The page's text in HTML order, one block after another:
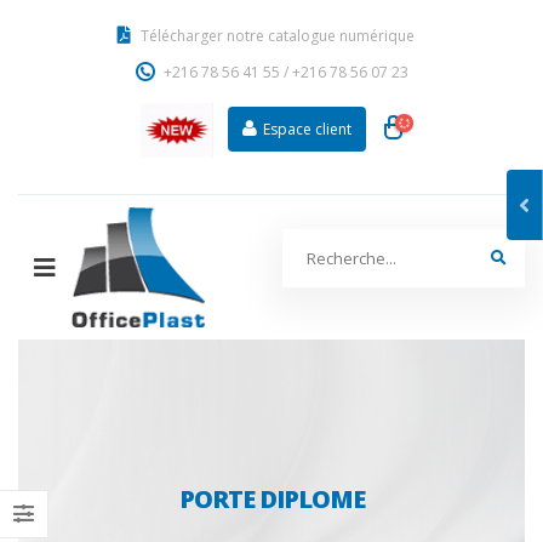
Télécharger notre catalogue numérique
+216 78 56 41 55 /+216 78 56 07 23
Espace client
PORTE DIPLOME